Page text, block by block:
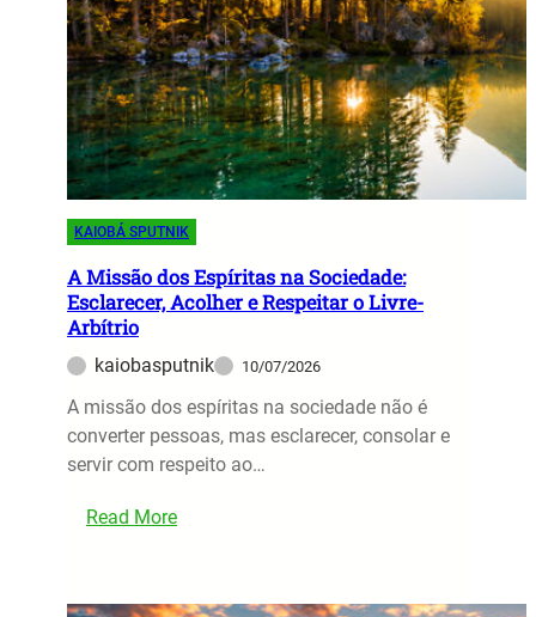
a
d
o
r
a
d
e
L
u
c
r
d
F
G
T
2
KAIOBÁ SPUTNIK
A Missão dos Espíritas na Sociedade:
Esclarecer, Acolher e Respeitar o Livre-
Arbítrio
kaiobasputnik 10/07/2026
A missão dos espíritas na sociedade não é
converter pessoas, mas esclarecer, consolar e
servir com respeito ao…
Read More:
i